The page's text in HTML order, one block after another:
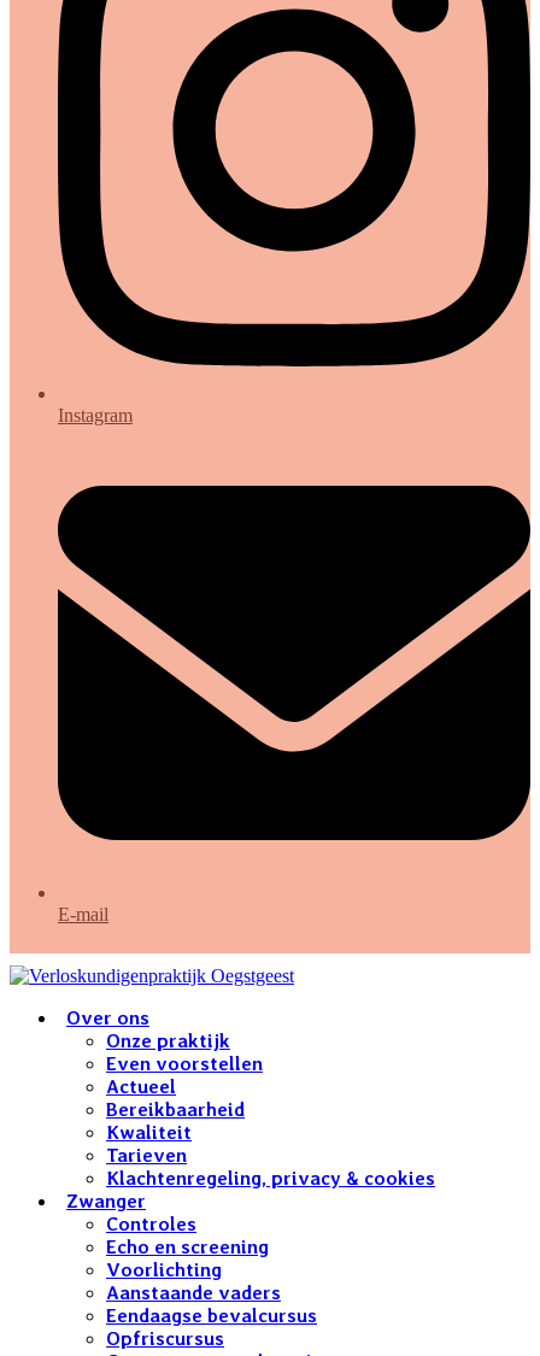
Instagram
E-mail
Over ons
Onze praktijk
Even voorstellen
Actueel
Bereikbaarheid
Kwaliteit
Tarieven
Klachtenregeling, privacy & cookies
Zwanger
Controles
Echo en screening
Voorlichting
Aanstaande vaders
Eendaagse bevalcursus
Opfriscursus